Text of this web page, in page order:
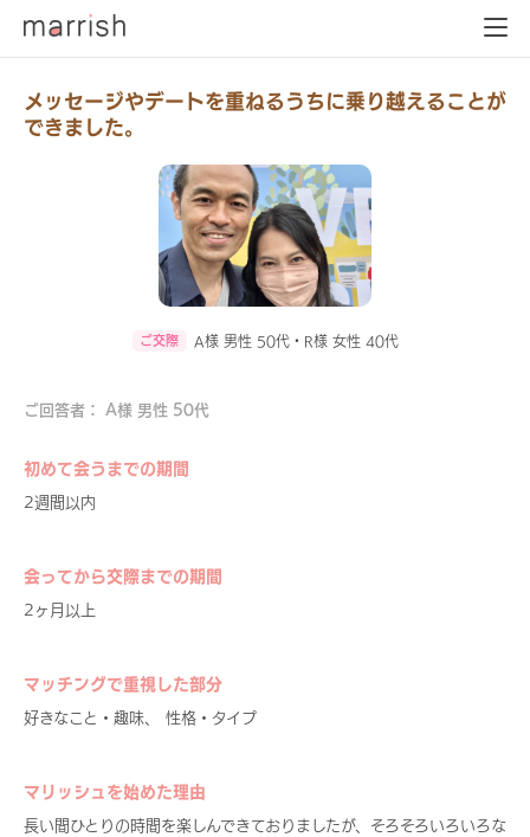
メッセージやデートを重ねるうちに乗り越えることが
できました。
ご交際 A様 男性 50代・R様 女性 40代
ご回答者： A様 男性 50代
初めて会うまでの期間
2週間以内
会ってから交際までの期間
2ヶ月以上
マッチングで重視した部分
好きなこと・趣味、 性格・タイプ
マリッシュを始めた理由
長い間ひとりの時間を楽しんできておりましたが、そろそろいろいろな